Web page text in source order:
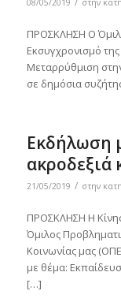
08/05/2019 στην
ΠΡΟΣΚΛΗΣΗ Ο
Εκσυγχρονισμό
Μεταρρύθμιση
σε δημόσια
Εκδήλωση
ακροδεξιά
21/05/2019 / στην
ΠΡΟΣΚΛΗΣΗ Η
Όμιλος
Κοινωνίας μας
με θέμα:
[…]